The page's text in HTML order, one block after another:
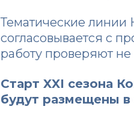
Тематические
согласовывается с
работу проверяют не
Старт XXI сезона
будут размещены в